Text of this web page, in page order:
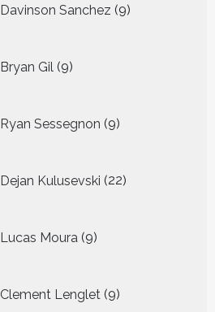
Davinson Sanchez 9
producten
Bryan Gil 9
producten
Ryan Sessegnon 9
producten
Dejan Kulusevski 22
producten
Lucas Moura 9
producten
Clement Lenglet 9
producten